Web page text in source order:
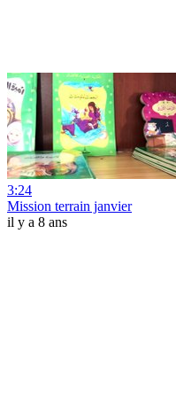
3:24
Mission terrain janvier
il y a 8 ans